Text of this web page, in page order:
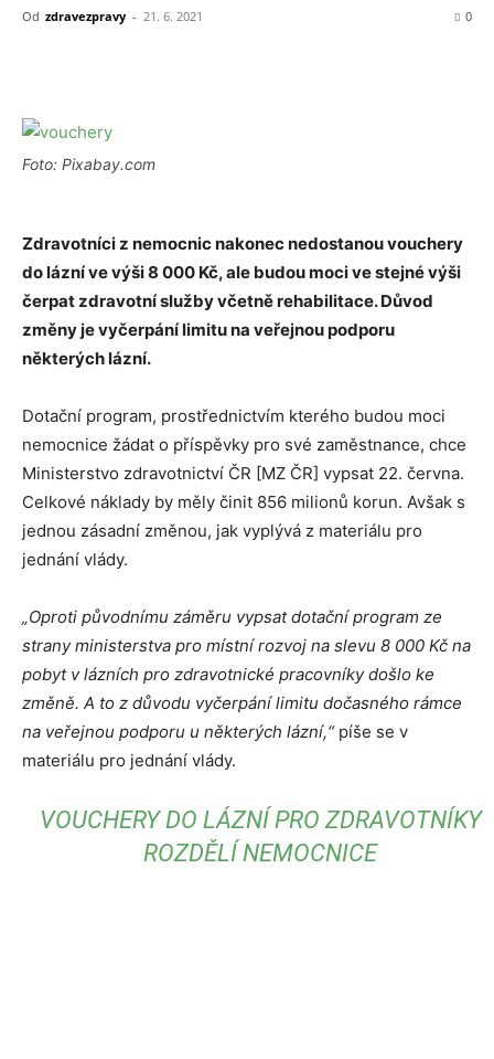
Od zdravezpravy - 21. 6. 2021 0
Foto: Pixabay.com
Zdravotníci z nemocnic nakonec nedostanou vouchery
do lázní ve výši 8 000 Kč, ale budou moci ve stejné výši
čerpat zdravotní služby včetně rehabilitace. Důvod
změny je vyčerpání limitu na veřejnou podporu
některých lázní.
Dotační program, prostřednictvím kterého budou moci
nemocnice žádat o příspěvky pro své zaměstnance, chce
Ministerstvo zdravotnictví ČR [MZ ČR] vypsat 22. června.
Celkové náklady by měly činit 856 milionů korun. Avšak s
jednou zásadní změnou, jak vyplývá z materiálu pro
jednání vlády.
„Oproti původnímu záměru vypsat dotační program ze
strany ministerstva pro místní rozvoj na slevu 8 000 Kč na
pobyt v lázních pro zdravotnické pracovníky došlo ke
změně. A to z důvodu vyčerpání limitu dočasného rámce
na veřejnou podporu u některých lázní,“píše se v
materiálu pro jednání vlády.
VOUCHERY DO LÁZNÍ PRO ZDRAVOTNÍKY
ROZDĚLÍ NEMOCNICE